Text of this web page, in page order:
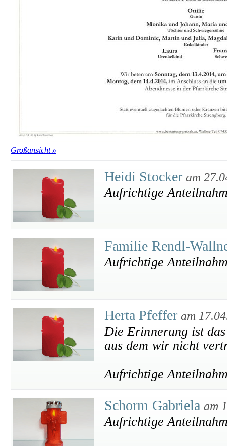
Großansicht »
Heidi Stocker am
Aufrichtige
Familie Rendl-
Aufrichtige
Herta Pfeffer am
Die Erinnerung ist
aus dem wir nicht
Aufrichtige
Schorm Gabriela am
Aufrichtige